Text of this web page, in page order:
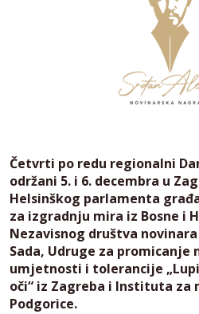
Četvrti po redu regionalni
održani 5. i 6. decembra u
Helsinškog parlamenta
za izgradnju mira iz Bosne i
Nezavisnog društva
Sada, Udruge za
umjetnosti i tolerancije
oči“ iz Zagreba i Instituta za
Podgorice.